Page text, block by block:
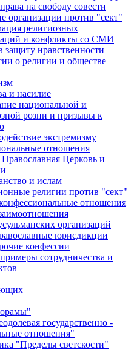
на свободу совести
организации против "сект"
религиозных
и конфликты со СМИ
защиту нравственности
о религии и обществе
и насилие
национальной и
розни и призывы к
экстремизму
отношения
Православная Церковь и
и ислам
религии против "сект"
отношения
организаций
юрисдикции
конфессии
сотрудничества и
государственно -
отношения"
"Пределы светскости"